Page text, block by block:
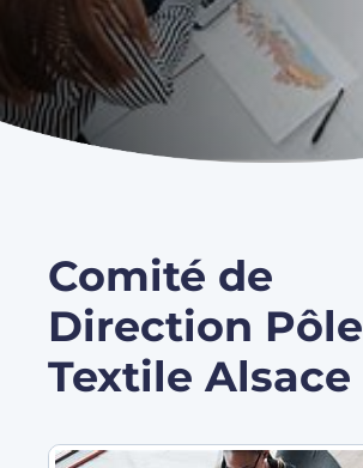
Comité de
Direction Pôle
Textile Alsace